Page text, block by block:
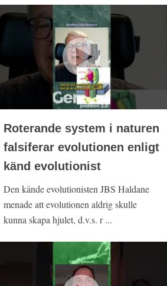
Roterande system i naturen
falsiferar evolutionen enligt
känd evolutionist
Den kände evolutionisten JBS Haldane
menade att evolutionen aldrig skulle
kunna skapa hjulet, d.v.s. r ...